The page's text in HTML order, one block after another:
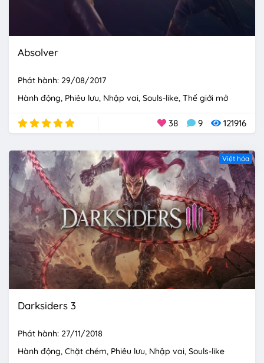
Absolver
Phát hành: 29/08/2017
Hành động Phiêu lưu Nhập vai Souls-like Thế giới mở
38 9 121916
Việt hóa
Darksiders 3
Phát hành: 27/11/2018
Hành động Chặt chém Phiêu lưu Nhập vai Souls-like